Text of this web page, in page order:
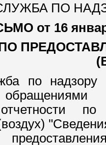
ПО
от 16
по